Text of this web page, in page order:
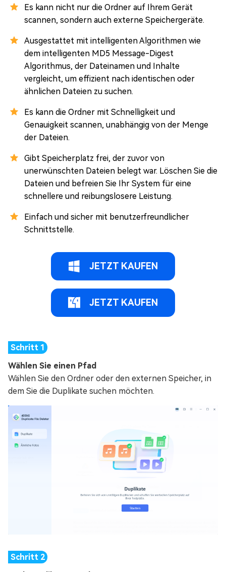
Es kann nicht nur die Ordner auf Ihrem Gerät
scannen, sondern auch externe Speichergeräte.
Ausgestattet mit intelligenten Algorithmen wie
dem intelligenten MD5 Message-Digest
Algorithmus, der Dateinamen und Inhalte
vergleicht, um effizient nach identischen oder
ähnlichen Dateien zu suchen.
Es kann die Ordner mit Schnelligkeit und
Genauigkeit scannen, unabhängig von der Menge
der Dateien.
Gibt Speicherplatz frei, der zuvor von
unerwünschten Dateien belegt war. Löschen Sie die
Dateien und befreien Sie Ihr System für eine
schnellere und reibungslosere Leistung.
Einfach und sicher mit benutzerfreundlicher
Schnittstelle.
JETZT KAUFEN
JETZT KAUFEN
Wählen Sie einen Pfad
Wählen Sie den Ordner oder den externen Speicher, in
dem Sie die Duplikate suchen möchten.